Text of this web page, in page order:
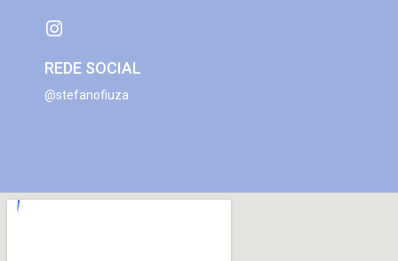
REDE SOCIAL
@stefanofiuza